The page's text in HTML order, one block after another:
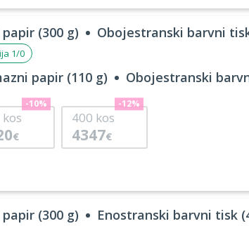
(300 g) Obojestranski barvni
1/0
papir (110 g) Obojestranski
kos
€
-10%
400 kos
4347€
-12%
(300 g) Enostranski barvni tisk